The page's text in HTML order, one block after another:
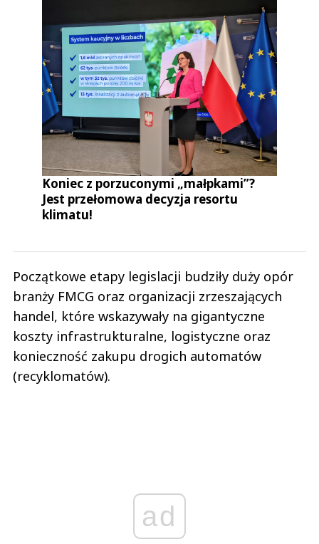
Koniec z porzuconymi „małpkami”?
Jest przełomowa decyzja resortu
klimatu!
Początkowe etapy legislacji budziły duży opór
branży FMCG oraz organizacji zrzeszających
handel, które wskazywały na gigantyczne
koszty infrastrukturalne, logistyczne oraz
konieczność zakupu drogich automatów
(recyklomatów).
ad